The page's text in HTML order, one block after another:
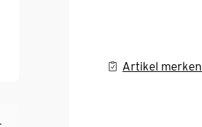
Artikel merken